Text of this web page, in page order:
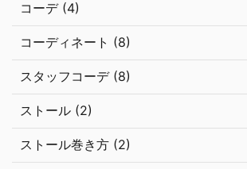
コーデ (4)
コーディネート (8)
スタッフコーデ (8)
ストール (2)
ストール巻き方 (2)